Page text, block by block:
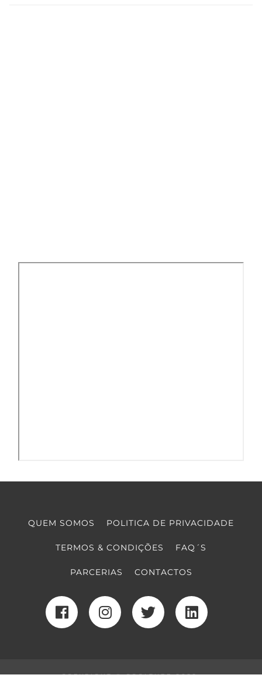
QUEM SOMOS POLITICA DE PRIVACIDADE
TERMOS & CONDIÇÕES FAQ´S
PARCERIAS CONTACTOS
COPYRIGHT © COOLTURE 2022